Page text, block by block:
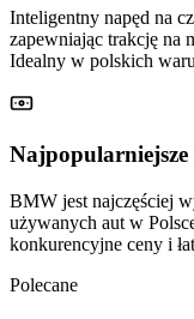
Inteligentny napęd na
zapewniając trakcję na
Idealny w polskich
BMW jest najczęściej
używanych aut w
konkurencyjne ceny i
Polecane